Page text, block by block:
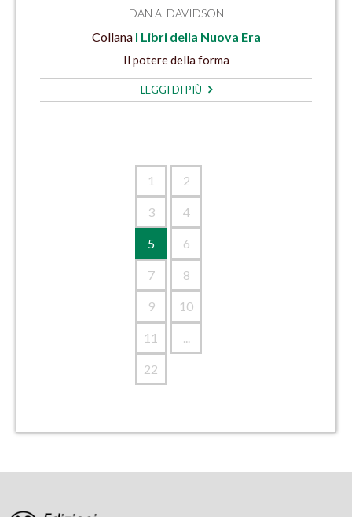
DAN A. DAVIDSON
Collana I Libri della Nuova Era
Il potere della forma
LEGGI DI PIÙ
1 2
3 4
5 6
7 8
9 10
11 ...
22